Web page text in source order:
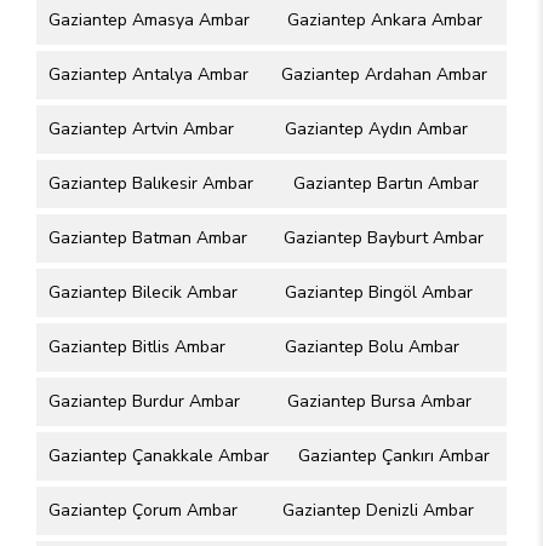
Gaziantep Amasya Ambar Gaziantep Ankara Ambar
Gaziantep Antalya Ambar Gaziantep Ardahan Ambar
Gaziantep Artvin Ambar Gaziantep Aydın Ambar
Gaziantep Balıkesir Ambar Gaziantep Bartın Ambar
Gaziantep Batman Ambar Gaziantep Bayburt Ambar
Gaziantep Bilecik Ambar Gaziantep Bingöl Ambar
Gaziantep Bitlis Ambar Gaziantep Bolu Ambar
Gaziantep Burdur Ambar Gaziantep Bursa Ambar
Gaziantep Çanakkale Ambar Gaziantep Çankırı Ambar
Gaziantep Çorum Ambar Gaziantep Denizli Ambar